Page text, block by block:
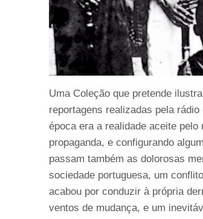
Uma Coleção que pretende
reportagens realizadas pela
época era a realidade aceite
propaganda, e configurando
passam também as dolorosas
sociedade portuguesa, um
acabou por conduzir à própria
ventos de mudança, e um